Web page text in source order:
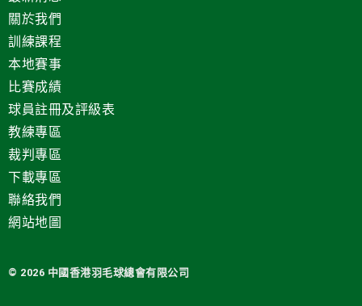
關於我們
訓練課程
本地賽事
比賽成績
球員註冊及評級表
教練專區
裁判專區
下載專區
聯絡我們
網站地圖
© 2026 中國 香港羽毛球總會有限公司